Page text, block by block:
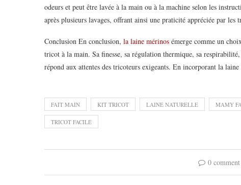
odeurs et peut être lavée à la main ou à la machine selon les
après plusieurs lavages, offrant ainsi une praticité appréciée par les
Conclusion En conclusion, la laine mérinos émerge comme un
tricot à la main. Sa finesse, sa régulation thermique, sa
répond aux attentes des tricoteurs exigeants. En incorporant la
FAIT MAIN KIT TRICOT LAINE NATURELLE MAMY
TRICOT FACILE
0 comment